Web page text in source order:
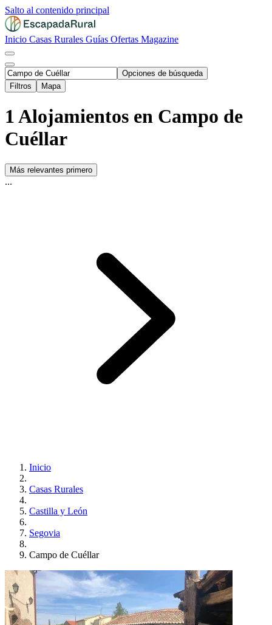
Salto al contenido principal
Inicio Casas Rurales Guías Ofertas Magazine
Opciones de búsqueda
Filtros
Mapa
1 Alojamientos en Campo de
Cuéllar
Más relevantes primero
...
Inicio
Casas Rurales
Castilla y León
Segovia
Campo de Cuéllar